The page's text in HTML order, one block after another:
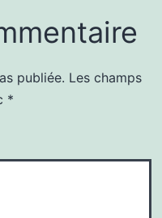
publiée. Les champs
*